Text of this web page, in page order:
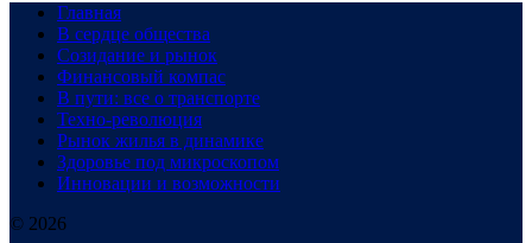
Главная
В сердце общества
Созидание и рынок
Финансовый компас
В пути: все о транспорте
Техно-революция
Рынок жилья в динамике
Здоровье под микроскопом
Инновации и возможности
© 2026